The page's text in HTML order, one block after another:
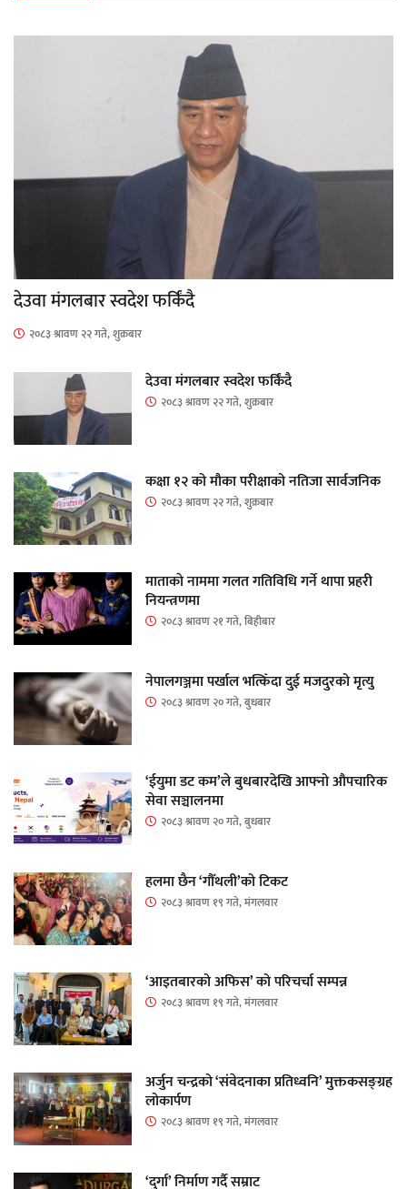
देउवा मंगलबार स्वदेश फर्किंदै
२०८३ श्रावण २२ गते, शुक्रबार
देउवा मंगलबार स्वदेश फर्किंदै
२०८३ श्रावण २२ गते, शुक्रबार
कक्षा १२ को मौका परीक्षाको नतिजा सार्वजनिक
२०८३ श्रावण २२ गते, शुक्रबार
माताकाे नाममा गलत गतिविधि गर्ने थापा प्रहरी
नियन्त्रणमा
२०८३ श्रावण २१ गते, बिहीबार
नेपालगञ्जमा पर्खाल भत्किँदा दुई मजदुरको मृत्यु
२०८३ श्रावण २० गते, बुधबार
‘ईयुमा डट कम’ले बुधबारदेखि आफ्नो औपचारिक
सेवा सञ्चालनमा
२०८३ श्रावण २० गते, बुधबार
हलमा छैन ‘गौँथली’को टिकट
२०८३ श्रावण १९ गते, मंगलवार
‘आइतबारको अफिस’ को परिचर्चा सम्पन्न
२०८३ श्रावण १९ गते, मंगलवार
अर्जुन चन्द्रको ‘संवेदनाका प्रतिध्वनि’ मुक्तकसङ्ग्रह
लोकार्पण
२०८३ श्रावण १९ गते, मंगलवार
‘दुर्गा’ निर्माण गर्दै सम्राट